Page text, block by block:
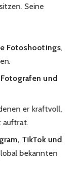
Seine
Fotoshootings,
und
er kraftvoll,
auftrat.
TikTok und
bekannten